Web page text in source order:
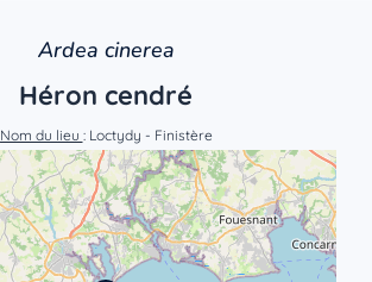
Ardea cinerea
Héron cendré
Nom du lieu : Loctydy - Finistère